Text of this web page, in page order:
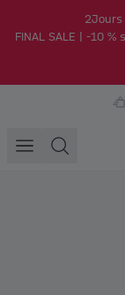
2Jours
FINAL SALE | -10